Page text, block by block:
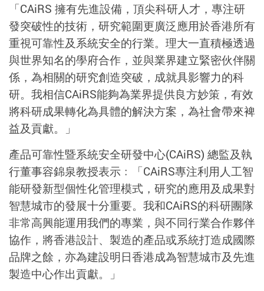
「CAiRS 擁有先進設備，頂尖科研人才，專注研
發突破性的技術，研究範圍更廣泛應用於香港所有
重視可靠性及系統安全的行業。理大一直積極透過
與世界知名的學府合作，並與業界建立緊密伙伴關
係，為相關的研究創造突破，成就具影響力的科
研。我相信CAiRS能夠為業界提供良方妙策，有效
將科研成果轉化為具體的解決方案，為社會帶來裨
益及貢獻。」
產品可靠性暨系統安全研發中心(CAiRS) 總監及執
行董事容錦泉教授表示﹕「CAiRS專注利用人工智
能研發新型個性化管理模式，研究的應用及成果對
智慧城市的發展十分重要。我和CAiRS的科研團隊
非常高興能運用我們的專業，與不同行業合作夥伴
協作，將香港設計、製造的產品或系統打造成國際
品牌之餘，亦為建設明日香港成為智慧城市及先進
製造中心作出貢獻。」